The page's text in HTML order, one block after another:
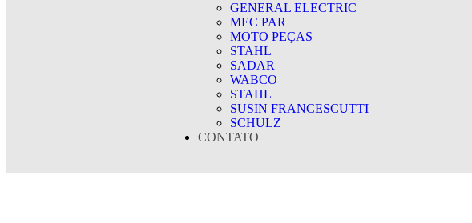
GENERAL ELECTRIC
MEC PAR
MOTO PEÇAS
STAHL
SADAR
WABCO
STAHL
SUSIN FRANCESCUTTI
SCHULZ
CONTATO